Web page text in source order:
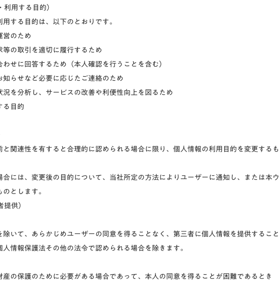
用する目的）
する目的は、以下のとおりです。
営のため
の取引を適切に履行するため
せに回答するため（本人確認を行うことを含む）
らせなど必要に応じたご連絡のため
況を分析し、サービスの改善や利便性向上を図るため
る目的
関連性を有すると合理的に認められる場合に限り、個人情報の利用目的を変更するも
には、変更後の目的について、当社所定の方法によりユーザーに通知し、または本ウ
とします。
供）
いて、あらかじめユーザーの同意を得ることなく、第三者に個人情報を提供すること
情報保護法その他の法令で認められる場合を除きます。
産の保護のために必要がある場合であって、本人の同意を得ることが困難であるとき